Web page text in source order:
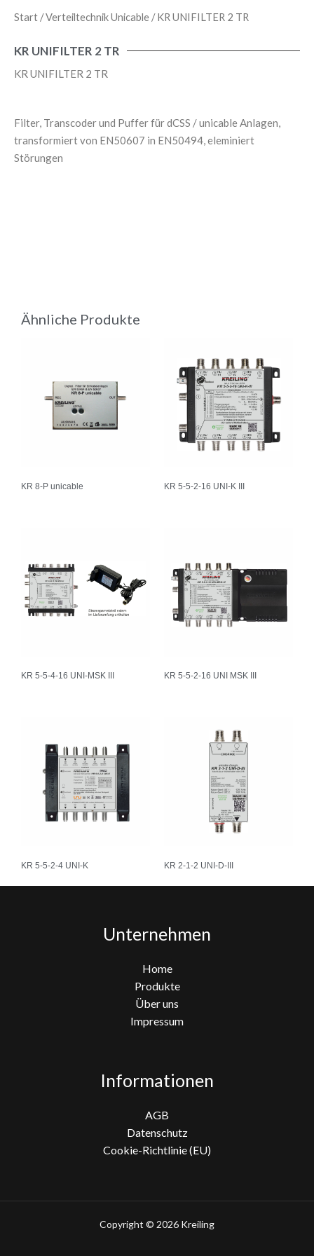
Start /Verteiltechnik Unicable / KR UNIFILTER 2 TR
KR UNIFILTER 2 TR
KR UNIFILTER 2 TR
Filter, Transcoder und Puffer für dCSS / unicable Anlagen,
transformiert von EN50607 in EN50494, eleminiert
Störungen
Ähnliche Produkte
KR 8-P unicable KR 5-5-2-16 UNI-K III
KR 5-5-4-16 UNI-MSK III KR 5-5-2-16 UNI MSK III
KR 5-5-2-4 UNI-K KR 2-1-2 UNI-D-III
Unternehmen
Home
Produkte
Über uns
Impressum
Informationen
AGB
Datenschutz
Cookie-Richtlinie (EU)
Copyright © 2026 Kreiling